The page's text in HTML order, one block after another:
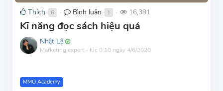
Thích 6 ● Bình luận 1 ● 16,391
Kĩ năng đọc sách hiệu quả
Nhật Lệ
Marketing expert - lúc 0:10 ngày 4/6/2020
MMO Academy